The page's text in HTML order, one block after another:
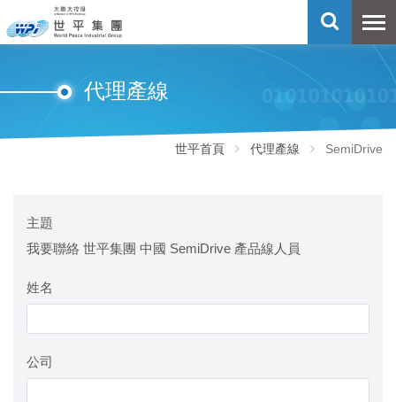
代理產線
世平首頁 代理產線 SemiDrive
主題
我要聯絡 世平集團 中國 SemiDrive 產品線人員
姓名
公司